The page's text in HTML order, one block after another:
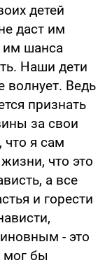
детей
даст им
им шанса
Наши дети
волнует. Ведь
признать
за свои
что я сам
что это
а все
и горести
- это
мог бы